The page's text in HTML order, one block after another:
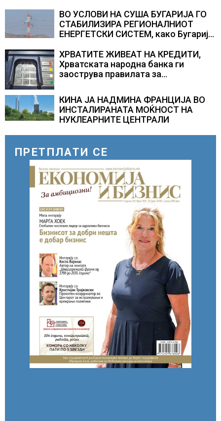
ВО УСЛОВИ НА СУША БУГАРИЈА ГО
СТАБИЛИЗИРА РЕГИОНАЛНИОТ
ЕНЕРГЕТСКИ СИСТЕМ, како Бугарија
складирање на енергија од батерии
ХРВАТИТЕ ЖИВЕАТ НА КРЕДИТИ,
Хрватската народна банка ги
заострува правилата за
зголемени ризици во финансискиот
систем
КИНА ЈА НАДМИНА ФРАНЦИЈА ВО
ИНСТАЛИРАНАТА МОЌНОСТ НА
НУКЛЕАРНИТЕ ЦЕНТРАЛИ
ПРЕТПЛАТИ СЕ